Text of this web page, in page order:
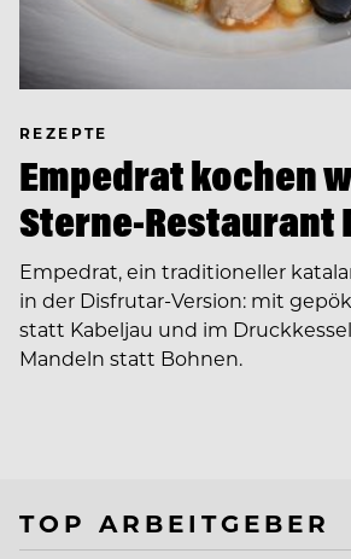
REZEPTE
Empedrat kochen
Sterne-Restaurant
Empedrat, ein traditioneller
in der Disfrutar-Version: mit
statt Kabeljau und im
Mandeln statt Bohnen.
TOP ARBEITGEBER